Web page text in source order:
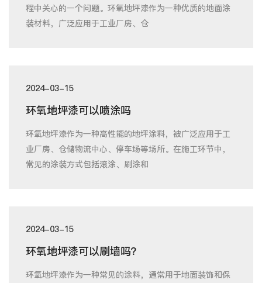
程中关心的一个问题。环氧地坪漆作为一种优质的地面涂
装材料，广泛应用于工业厂房、仓
2024-03-15
环氧地坪漆可以喷涂吗
环氧地坪漆作为一种高性能的地坪涂料，被广泛应用于工
业厂房、仓储物流中心、停车场等场所。在施工环节中，
常见的涂装方式包括滚涂、刷涂和
2024-03-15
环氧地坪漆可以刷墙吗？
环氧地坪漆作为一种常见的涂料，通常用于地面装饰和保